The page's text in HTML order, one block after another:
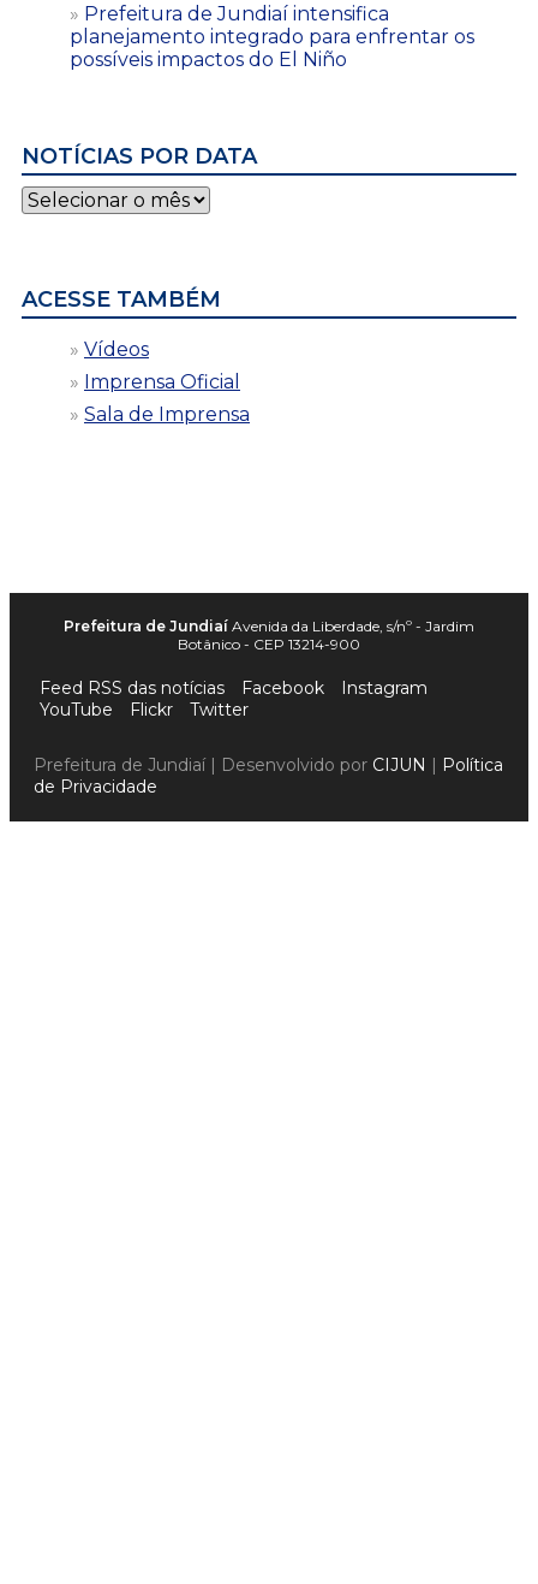
Prefeitura de Jundiaí intensifica
planejamento integrado para enfrentar os
possíveis impactos do El Niño
NOTÍCIAS POR DATA
Notícias
por
ACESSE TAMBÉM
Vídeos
Imprensa Oficial
Sala de Imprensa
Prefeitura de Jundiaí Avenida da Liberdade, s/nº - Jardim
Botânico - CEP 13214-900
Feed RSS das notícias Facebook
Instagram
YouTube
Flickr Twitter
Prefeitura de Jundiaí | Desenvolvido por CIJUN | Política
de Privacidade